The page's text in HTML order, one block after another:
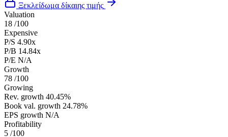
Ξεκλείδωμα δίκαιης τιμής
Valuation
18 /100
Expensive
P/S 4.90x
P/B 14.84x
P/E N/A
Growth
78 /100
Growing
Rev. growth 40.45%
Book val. growth 24.78%
EPS growth N/A
Profitability
5 /100